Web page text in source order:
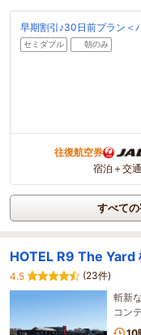
早期割引♪30日前プラン＜
セミダブル 朝のみ
往復航空券
宿泊＋交
すべての
HOTEL R9 The Yard
4.5
(23件)
斬新
コン